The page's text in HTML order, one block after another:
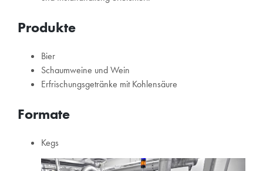
Produkte
Bier
Schaumweine und Wein
Erfrischungsgetränke mit Kohlensäure
Formate
Kegs